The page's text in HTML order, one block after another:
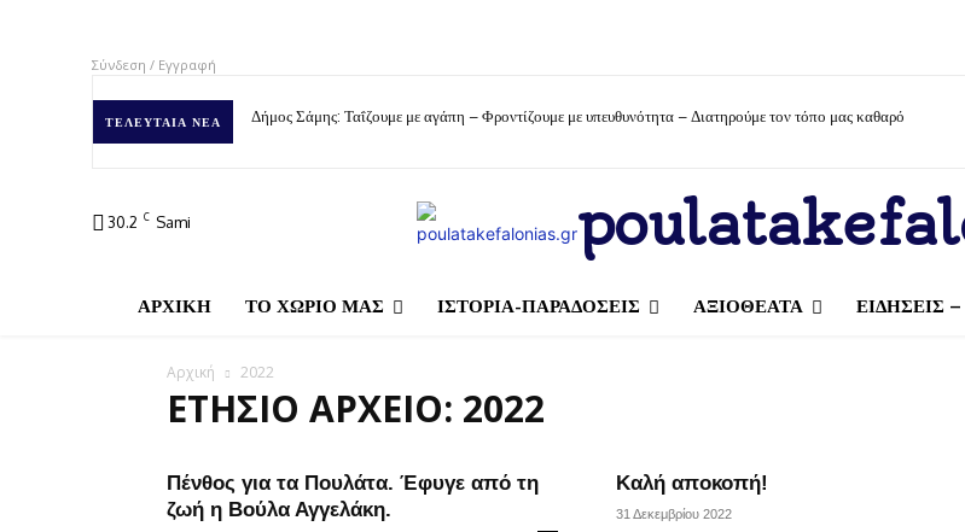
Σύνδεση / Εγγραφή
ΤΕΛΕΥΤΑΊΑ ΝΈΑ Δήμος Σάμης: Ταΐζουμε με αγάπη – Φροντίζουμε με υπευθυνότητα – Διατηρούμε τον τόπο μας καθαρό
30.2 C Sami
ΑΡΧΙΚΗ ΤΟ ΧΩΡΙΟ ΜΑΣ ΙΣΤΟΡΙΑ-ΠΑΡΑΔΟΣΕΙΣ ΑΞΙΟΘΕΑΤΑ ΕΙΔΗΣΕΙΣ
Αρχική 2022
ΕΤΉΣΙΟ ΑΡΧΕΊΟ: 2022
Πένθος για τα Πουλάτα. Έφυγε από τη
ζωή η Βούλα Αγγελάκη.
Καλή αποκοπή!
31 Δεκεμβρίου 2022